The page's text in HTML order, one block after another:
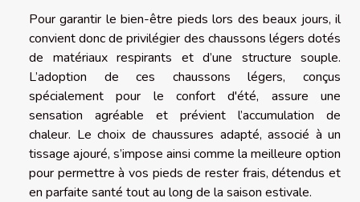
Pour garantir le bien-être pieds lors des beaux jours, il
convient donc de privilégier des chaussons légers dotés
de matériaux respirants et d’une structure souple.
L’adoption de ces chaussons légers, conçus
spécialement pour le confort d'été, assure une
sensation agréable et prévient l’accumulation de
chaleur. Le choix de chaussures adapté, associé à un
tissage ajouré, s’impose ainsi comme la meilleure option
pour permettre à vos pieds de rester frais, détendus et
en parfaite santé tout au long de la saison estivale.